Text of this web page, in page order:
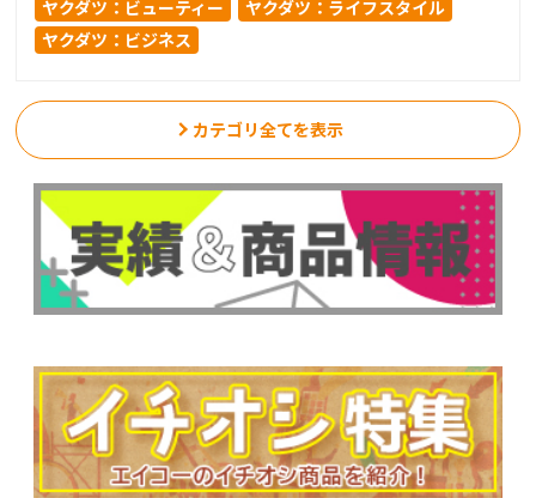
ヤクダツ：ビューティー
ヤクダツ：ライフスタイル
ヤクダツ：ビジネス
カテゴリ全てを表示